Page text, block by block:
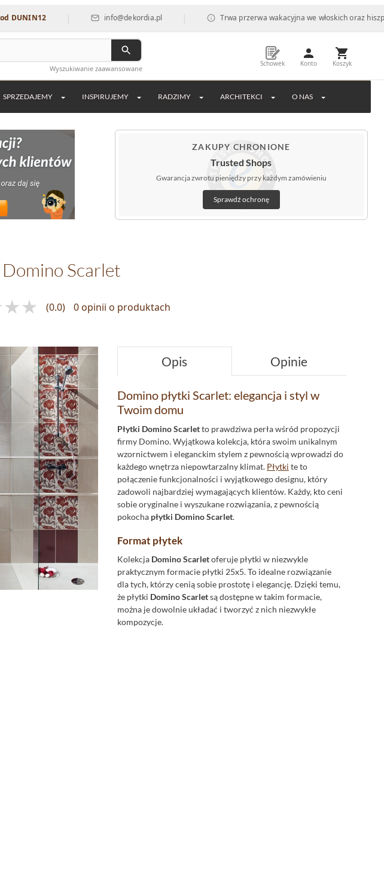
| info@dekordia.pl | Trwa przerwa wakacyjna we włoskich oraz
Wyszukiwanie zaawansowane
Schowek Konto Koszyk
SPRZEDAJEMY INSPIRUJEMY RADZIMY ARCHITEKCI O NAS
ZAKUPY CHRONIONE
Trusted Shops
Gwarancja zwrotu pieniędzy przy każdym zamówieniu
Sprawdź ochronę
Domino Scarlet
(0.0) 0 opinii o produktach
Opis Opinie
Domino płytki Scarlet: elegancja i styl w
Twoim domu
Płytki Domino Scarletto prawdziwa perła wśród propozycji
firmy Domino. Wyjątkowa kolekcja, która swoim unikalnym
wzornictwem i eleganckim stylem z pewnością wprowadzi do
każdego wnętrza niepowtarzalny klimat. Płytki te to
połączenie funkcjonalności i wyjątkowego designu, który
zadowoli najbardziej wymagających klientów. Każdy, kto ceni
sobie oryginalne i wyszukane rozwiązania, z pewnością
pokocha płytki Domino Scarlet.
Format płytek
Kolekcja Domino Scarletoferuje płytki w niezwykle
praktycznym formacie płytki 25x5. To idealne rozwiązanie
dla tych, którzy cenią sobie prostotę i elegancję. Dzięki temu,
że płytki Domino Scarletsą dostępne w takim formacie,
można je dowolnie układać i tworzyć z nich niezwykłe
kompozycje.